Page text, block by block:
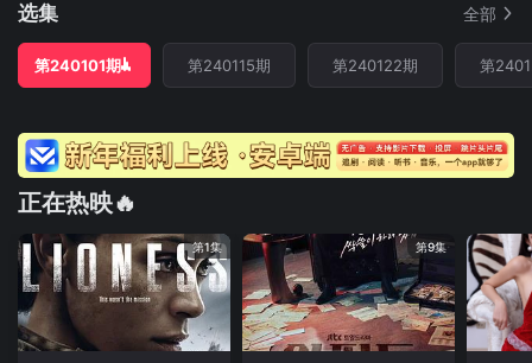
选集 全部
第240101期 第240115期 第240122期 第
正在热映🔥
第1集 第9集